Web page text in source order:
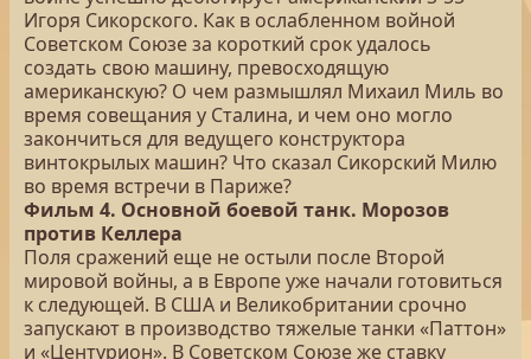
Игоря Сикорского. Как в ослабленном войной
Советском Союзе за короткий срок удалось
создать свою машину, превосходящую
американскую? О чем размышлял Михаил Миль во
время совещания у Сталина, и чем оно могло
закончиться для ведущего конструктора
винтокрылых машин? Что сказал Сикорский Милю
во время встречи в Париже?
Фильм 4. Основной боевой танк. Морозов
против Келлера
Поля сражений еще не остыли после Второй
мировой войны, а в Европе уже начали готовиться
к следующей. В США и Великобритании срочно
запускают в производство тяжелые танки «Паттон»
и «Центурион». В Советском Союзе же ставку